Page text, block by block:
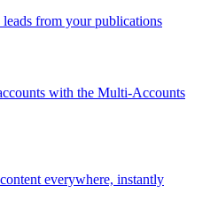
leads from your publications
with the Multi-Accounts
everywhere, instantly